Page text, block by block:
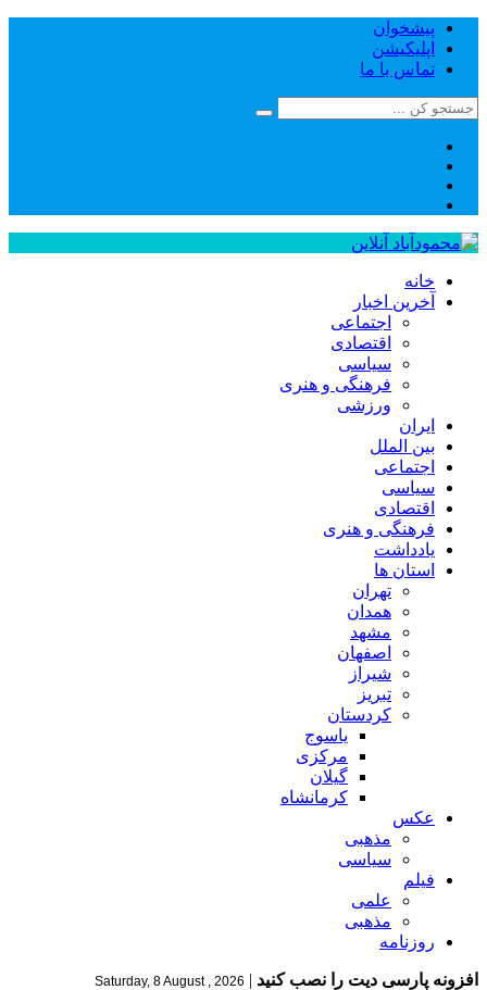
پیشخوان
اپلیکیشن
تماس با ما
خانه
آخرین اخبار
اجتماعی
اقتصادی
سیاسی
فرهنگی و هنری
ورزشی
ایران
بین الملل
اجتماعی
سیاسی
اقتصادی
فرهنگی و هنری
یادداشت
استان ها
تهران
همدان
مشهد
اصفهان
شیراز
تبریز
کردستان
یاسوج
مرکزی
گیلان
کرمانشاه
عکس
مذهبی
سیاسی
فیلم
علمی
مذهبی
روزنامه
افزونه پارسی دیت را نصب کنید |
Saturday, 8 August , 2026